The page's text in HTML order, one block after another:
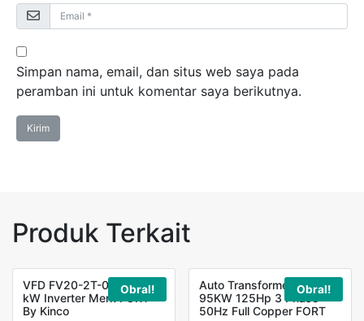
Simpan nama, email, dan situs web saya pada
peramban ini untuk komentar saya berikutnya.
Produk Terkait
Obral!
VFD FV20-2T-0015G 1,5
kW Inverter Merk FORT
By Kinco
Obral!
Auto Transformer MH-
95KW 125Hp 3 Phase
50Hz Full Copper FORT